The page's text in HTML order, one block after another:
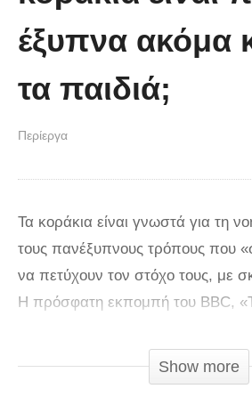
10 από τα πιο
ουρανό
έξυπνα ακόμα
τα παιδιά;
Περίεργα
Τα κοράκια είναι γνωστά για τη
τους πανέξυπνους τρόπους που
να πετύχουν τον στόχο τους, με
Η πρόσφατη εκπομπή του BBC,
συμμετείχε ένα πανέξυπνο
Show more